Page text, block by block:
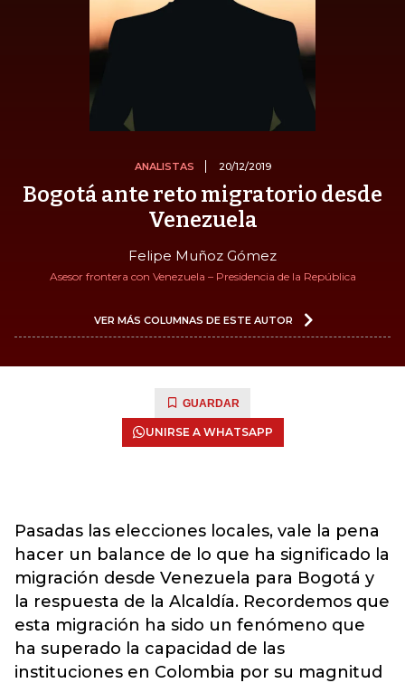
ANALISTAS 20/12/2019
Bogotá ante reto migratorio desde
Venezuela
Felipe Muñoz Gómez
Asesor frontera con Venezuela – Presidencia de la República
VER MÁS COLUMNAS DE ESTE AUTOR
GUARDAR
UNIRSE A WHATSAPP
Pasadas las elecciones locales, vale la pena
hacer un balance de lo que ha significado la
migración desde Venezuela para Bogotá y
la respuesta de la Alcaldía. Recordemos que
esta migración ha sido un fenómeno que
ha superado la capacidad de las
instituciones en Colombia por su magnitud